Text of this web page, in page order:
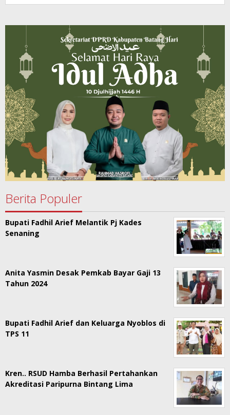
Berita Populer
Bupati Fadhil Arief Melantik Pj Kades
Senaning
Anita Yasmin Desak Pemkab Bayar Gaji 13
Tahun 2024
Bupati Fadhil Arief dan Keluarga Nyoblos di
TPS 11
Kren.. RSUD Hamba Berhasil Pertahankan
Akreditasi Paripurna Bintang Lima